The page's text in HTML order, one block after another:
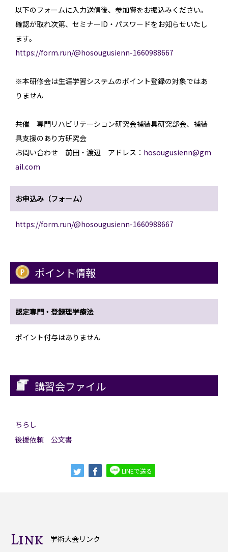
以下のフォームに入力送信後、参加費をお振込みください。
確認が取れ次第、セミナーID・パスワードをお知らせいたし
ます。
https://form.run/@hosougusienn-1660988667
※本研修会は生涯学習システムのポイント登録の対象ではあ
りません
共催 専門リハビリテーション研究会補装具研究部会、補装
具支援のあり方研究会
お問い合わせ 前田・渡辺 アドレス： hosougusienn@gm
ail.com
お申込み（フォーム）
https://form.run/@hosougusienn-1660988667
ポイント情報
認定専門・登録理学療法
ポイント付与はありません
講習会ファイル
ちらし
後援依頼 公文書
LINEで送る
Link 学術大会リンク